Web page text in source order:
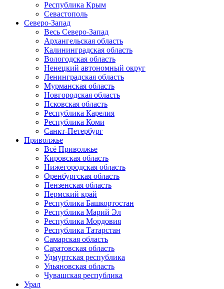
Республика Крым
Севастополь
Северо-Запад
Весь Северо-Запад
Архангельская область
Калининградская область
Вологодская область
Ненецкий автономный округ
Ленинградская область
Мурманская область
Новгородская область
Псковская область
Республика Карелия
Республика Коми
Санкт-Петербург
Приволжье
Всё Приволжье
Кировская область
Нижегородская область
Оренбургская область
Пензенская область
Пермский край
Республика Башкортостан
Республика Марий Эл
Республика Мордовия
Республика Татарстан
Самарская область
Саратовская область
Удмуртская республика
Ульяновская область
Чувашская республика
Урал